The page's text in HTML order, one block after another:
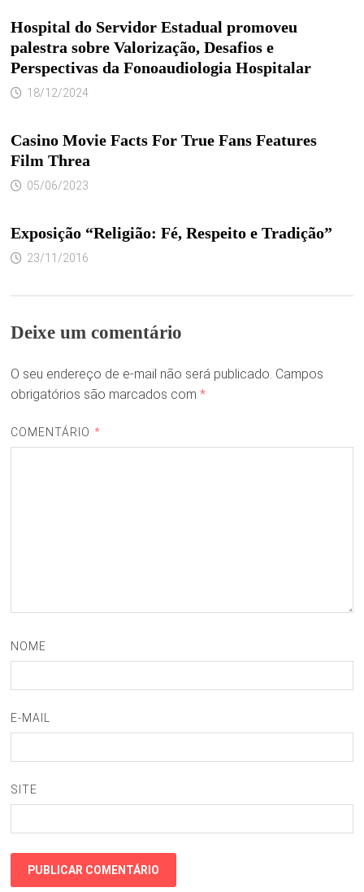
Hospital do Servidor Estadual promoveu
palestra sobre Valorização, Desafios e
Perspectivas da Fonoaudiologia Hospitalar
18/12/2024
Casino Movie Facts For True Fans Features
Film Threa
05/06/2023
Exposição “Religião: Fé, Respeito e Tradição”
23/11/2016
Deixe um comentário
O seu endereço de e-mail não será publicado. Campos
obrigatórios são marcados com *
COMENTÁRIO *
NOME
E-MAIL
SITE